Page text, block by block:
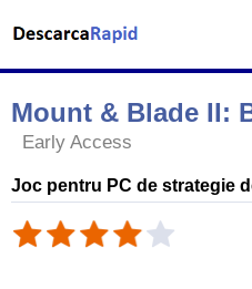
Mount & Blade II:
Early Access
Joc pentru PC de strategie